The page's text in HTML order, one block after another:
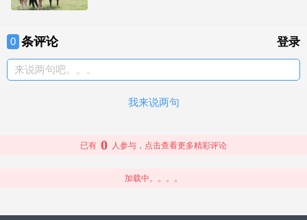
0 条评论 登录
来说两句吧。。。
我来说两句
已有 0 人参与，点击查看更多精彩评论
加载中。。。。